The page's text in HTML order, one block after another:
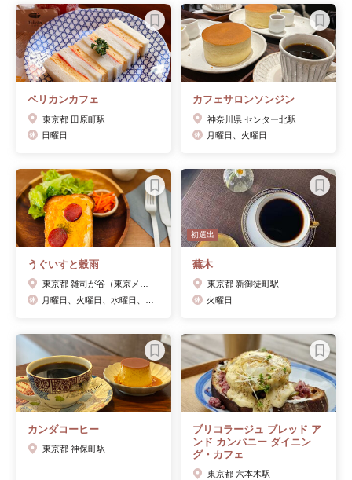
ペリカンカフェ
東京都 田原町駅
日曜日
カフェサロンソンジン
神奈川県 センター北駅
月曜日、火曜日
うぐいすと穀雨
初選出
蕪木
東京都 新御徒町駅
火曜日
カンダコーヒー
東京都 神保町駅
ブリコラージュ ブレッド ア
ンド カンパニー ダイニン
グ・カフェ
東京都 六本木駅